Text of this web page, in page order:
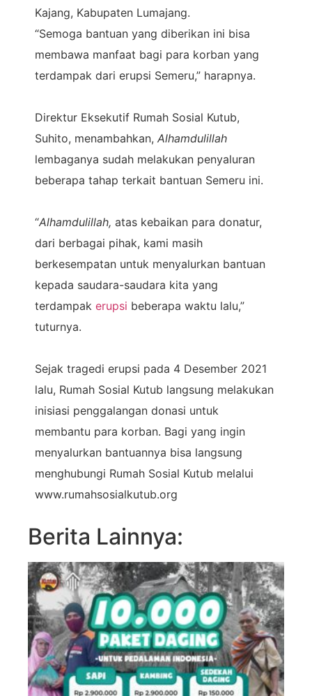
Kajang, Kabupaten Lumajang.
“Semoga bantuan yang diberikan ini bisa
membawa manfaat bagi para korban yang
terdampak dari erupsi Semeru,” harapnya.
Direktur Eksekutif Rumah Sosial Kutub,
Suhito, menambahkan, Alhamdulillah
lembaganya sudah melakukan penyaluran
beberapa tahap terkait bantuan Semeru ini.
“Alhamdulillah, atas kebaikan para donatur,
dari berbagai pihak, kami masih
berkesempatan untuk menyalurkan bantuan
kepada saudara-saudara kita yang
terdampak erupsi beberapa waktu lalu,”
tuturnya.
Sejak tragedi erupsi pada 4 Desember 2021
lalu, Rumah Sosial Kutub langsung melakukan
inisiasi penggalangan donasi untuk
membantu para korban. Bagi yang ingin
menyalurkan bantuannya bisa langsung
menghubungi Rumah Sosial Kutub melalui
www.rumahsosialkutub.org
Berita Lainnya: